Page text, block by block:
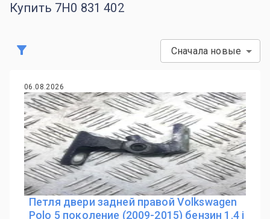
Купить 7H0 831 402
Сначала новые
06.08.2026
Петля двери задней правой Volkswagen
Polo 5 поколение (2009-2015) бензин 1.4 i